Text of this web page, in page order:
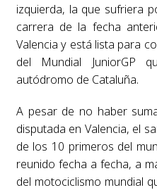
izquierda, la que sufriera
carrera de la fecha
Valencia y está lista para
del Mundial JuniorGP
autódromo de Cataluña.
A pesar de no haber
disputada en Valencia, el
de los 10 primeros del
reunido fecha a fecha, a
del motociclismo mundial